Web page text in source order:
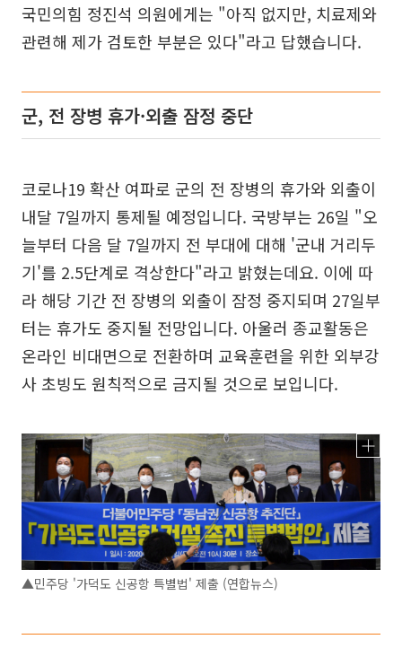
국민의힘 정진석 의원에게는 "아직 없지만, 치료제와
관련해 제가 검토한 부분은 있다"라고 답했습니다.
군, 전 장병 휴가·외출 잠정 중단
코로나19 확산 여파로 군의 전 장병의 휴가와 외출이
내달 7일까지 통제될 예정입니다. 국방부는 26일 "오
늘부터 다음 달 7일까지 전 부대에 대해 '군내 거리두
기'를 2.5단계로 격상한다"라고 밝혔는데요. 이에 따
라 해당 기간 전 장병의 외출이 잠정 중지되며 27일부
터는 휴가도 중지될 전망입니다. 아울러 종교활동은
온라인 비대면으로 전환하며 교육훈련을 위한 외부강
사 초빙도 원칙적으로 금지될 것으로 보입니다.
▲민주당 '가덕도 신공항 특별법' 제출 (연합뉴스)